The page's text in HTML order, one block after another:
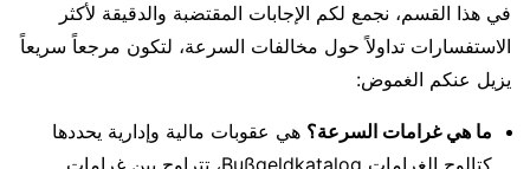
في هذا القسم، نجمع لكم الإجابات المقتضبة والدقيقة لأكثر
الاستفسارات تداولاً حول مخالفات السرعة، لتكون مرجعاً سريعاً
يزيل عنكم الغموض:
ما هي غرامات السرعة؟ هي عقوبات مالية وإدارية يحددها